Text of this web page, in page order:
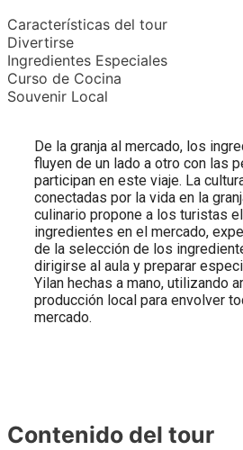
Características del tour
Divertirse
Ingredientes Especiales
Curso de Cocina
Souvenir Local
De la granja al mercado, los
fluyen de un lado a otro con las
participan en este viaje. La
conectadas por la vida en la
culinario propone a los turistas
ingredientes en el mercado,
de la selección de los
dirigirse al aula y preparar
Yilan hechas a mano, utilizando
producción local para envolver
mercado.
Contenido del tour